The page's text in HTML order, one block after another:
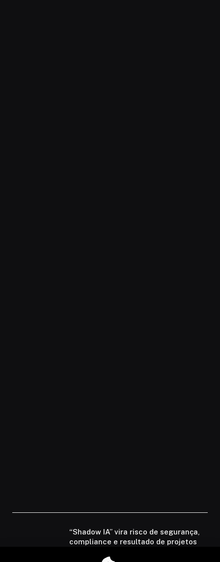
“Shadow IA” vira risco de segurança,
compliance e resultado de projetos